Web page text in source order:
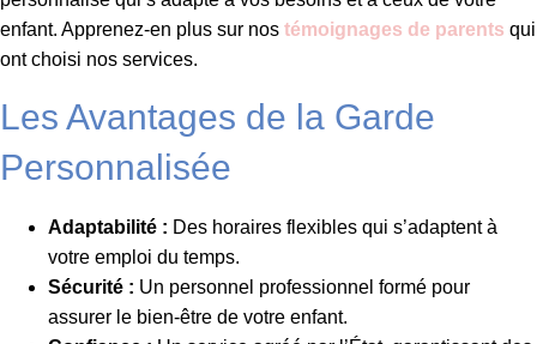
enfant. Apprenez-en plus sur nos témoignages de parents qui
ont choisi nos services.
Les Avantages de la Garde
Personnalisée
Adaptabilité : Des horaires flexibles qui s’adaptent à
votre emploi du temps.
Sécurité : Un personnel professionnel formé pour
assurer le bien-être de votre enfant.